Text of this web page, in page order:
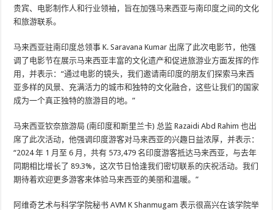
贵宾、电影制作人和行业领袖，旨在加强马来西亚与南印度之间的文化
和旅游联系。
马来西亚驻南印度总领事 K. Saravana Kumar 出席了此次电影节，他强
调了电影节在展示马来西亚丰富的文化遗产和促进旅游业方面发挥的作
用，并表示：“通过电影的镜头，我们邀请南印度的朋友们探索马来西
亚多样的风景、充满活力的城市和独特的文化融合，这些让我们的国家
成为一个真正独特的旅游目的地。”
马来西亚钦奈旅游局 (南印度和斯里兰卡) 总监 Razaidi Abd Rahim 也出
席了此次活动，他强调印度游客对马来西亚的兴趣日益浓厚，并表示：
“2024 年 1 月至 6 月，共有 573,479 名印度游客抵达马来西亚，与去年
同期相比增长了 89.3%，这次节日恰逢我们密切联系的庆祝活动。我们
期待着欢迎更多游客来体验马来西亚的美丽和温暖。”
阿维奇艺术与科学学院秘书 AVM K Shanmugam 表示很高兴在该学院举